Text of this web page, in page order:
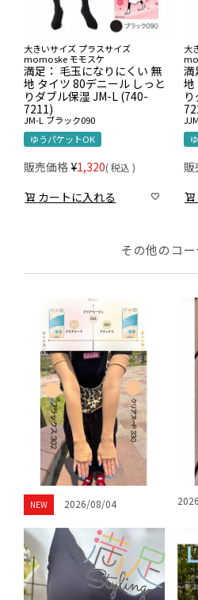
大きいサイズ プラスサイズ
momoske モモスケ
満足： 毛玉になりにくい 無
地 タイツ 80デニール しっと
りダブル保湿 JM-L (740-
7211)
JM-L ブラック090
ゆうパケットOK
販売価格 ¥1,320 税込
カートに入れる
大
満
地
その他のコ
NEW 2026/08/04